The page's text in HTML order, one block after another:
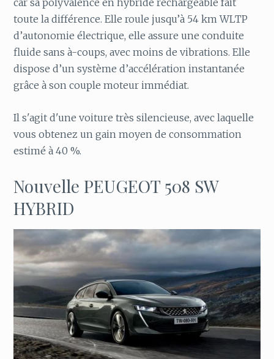
car sa polyvalence en hybride rechargeable fait
toute la différence. Elle roule jusqu’à 54 km WLTP
d’autonomie électrique, elle assure une conduite
fluide sans à-coups, avec moins de vibrations. Elle
dispose d’un système d’accélération instantanée
grâce à son couple moteur immédiat.
Il s'agit d'une voiture très silencieuse, avec laquelle
vous obtenez un gain moyen de consommation
estimé à 40 %.
Nouvelle PEUGEOT 508 SW
HYBRID